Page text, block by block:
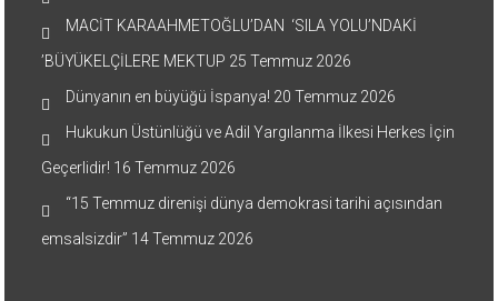
MACİT KARAAHMETOĞLU’DAN ‘SILA YOLU’NDAKİ
’BÜYÜKELÇİLERE MEKTUP 25 Temmuz 2026
Dünyanın en büyüğü İspanya! 20 Temmuz 2026
Hukukun Üstünlüğü ve Adil Yargılanma İlkesi Herkes İçin
Geçerlidir! 16 Temmuz 2026
“15 Temmuz direnişi dünya demokrasi tarihi açısından
emsalsizdir” 14 Temmuz 2026